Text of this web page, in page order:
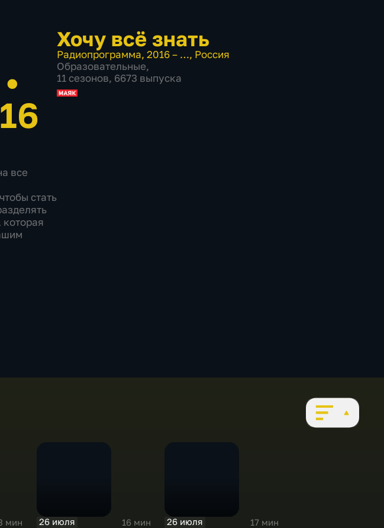
•
все
стать
Хочу всё знать
Радиопрограмма, 2016 – …, Россия
Образовательные,
11 сезонов, 6673 выпуска
мин
26 июля
16 мин
26 июля
17 мин